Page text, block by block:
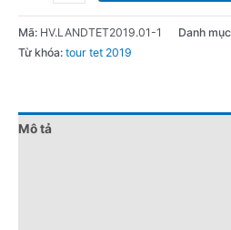
Mã: HV.LANDTET2019.01-1 Danh
Từ khóa: tour tet 2019
Mô tả